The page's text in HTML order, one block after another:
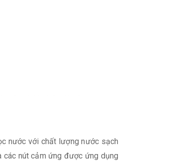
nước với chất lượng nước sạch
các nút cảm ứng được ứng dụng